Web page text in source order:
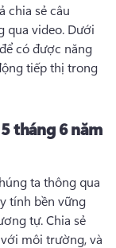
chia sẻ câu
qua video. Dưới
để có được năng
tiếp thị trong
tháng 6 năm
ta thông qua
tính bền vững
tự. Chia sẻ
môi trường, và